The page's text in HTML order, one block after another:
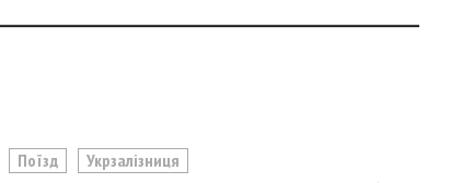
Поїзд Укрзалізниця